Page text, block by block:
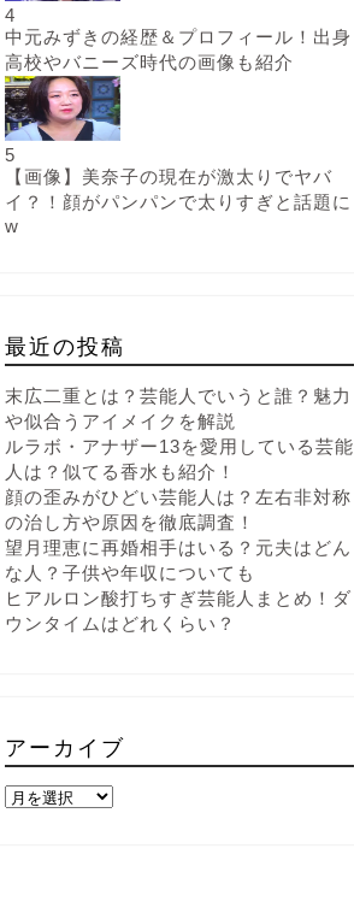
4
中元みずきの経歴＆プロフィール！出身
高校やバニーズ時代の画像も紹介
5
【画像】美奈子の現在が激太りでヤバ
イ？！顔がパンパンで太りすぎと話題に
w
最近の投稿
末広二重とは？芸能人でいうと誰？魅力
や似合うアイメイクを解説
ルラボ・アナザー13を愛用している芸能
人は？似てる香水も紹介！
顔の歪みがひどい芸能人は？左右非対称
の治し方や原因を徹底調査！
望月理恵に再婚相手はいる？元夫はどん
な人？子供や年収についても
ヒアルロン酸打ちすぎ芸能人まとめ！ダ
ウンタイムはどれくらい？
アーカイブ